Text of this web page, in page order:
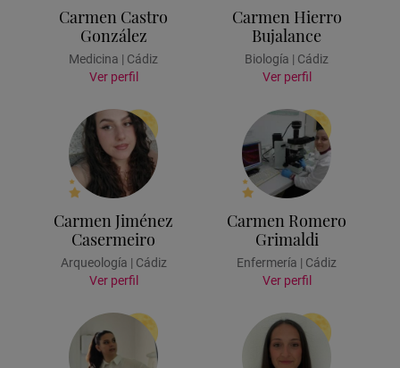
Carmen Castro
González
Medicina | Cádiz
Ver perfil
Carmen Hierro
Bujalance
Biología | Cádiz
Ver perfil
Carmen Jiménez
Casermeiro
Arqueología | Cádiz
Ver perfil
Carmen Romero
Grimaldi
Enfermería | Cádiz
Ver perfil